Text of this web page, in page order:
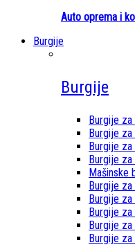
Auto oprema i
Burgije
Burgije
Burgije
Burgije za
Burgije
Burgije
Mašinske
Burgije za
Burgije
Burgije
Burgije
Burgije